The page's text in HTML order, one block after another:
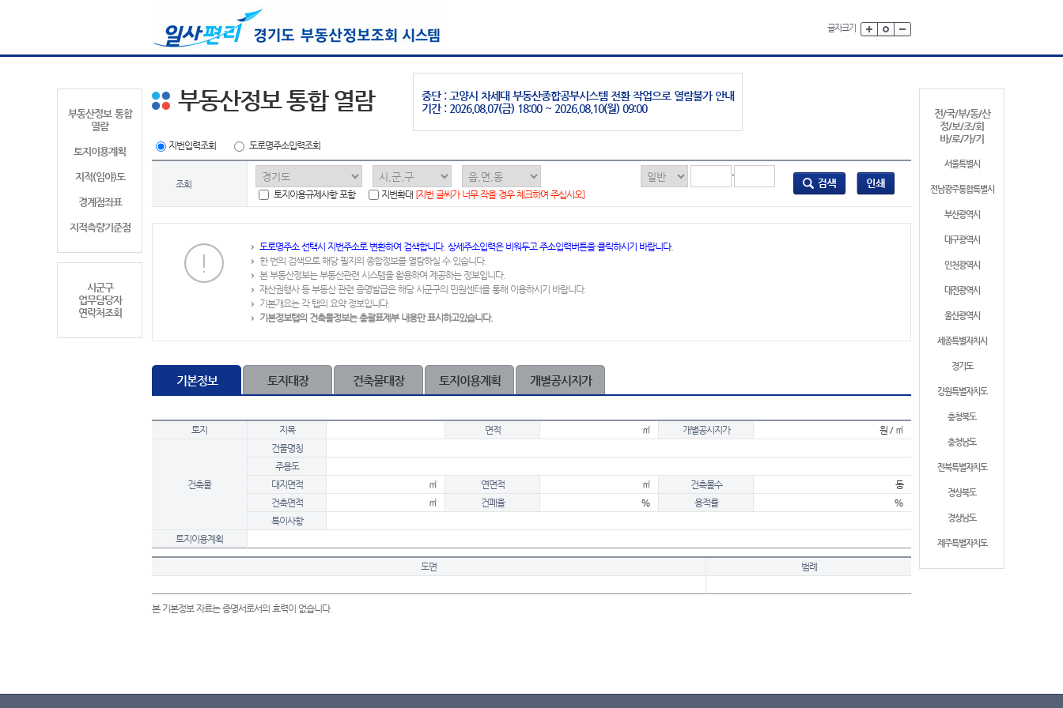
글자크기
부동산정보 통합
열람
토지이용계획
지적(임야)도
경계점좌표
지적측량기준점
시군구
업무담당자
연락처조회
전/국/부/동/산
정/보/조/회
바/로/가/기
서울특별시
전남광주통합특별시
부산광역시
대구광역시
인천광역시
대전광역시
울산광역시
세종특별자치시
경기도
강원특별자치도
충청북도
충청남도
전북특별자치도
경상북도
경상남도
제주특별자치도
중단 : 고양시 차세대 부동산종합공부시스템 전환 작업으로 열람불가 안내
기간 : 2026.08.07(금) 18:00 ~ 2026.08.10(월) 09:00
부동산정보 통합 열람
지번입력조회 도로명주소입력조회
조회
-
토지이용규제사항 포함
지번확대 [지번 글씨가 너무 작을 경우 체크하여 주십시오]
도로명주소 선택시 지번주소로 변환하여 검색합니다. 상세주소입력은 비워두고 주소입력버튼을 클릭하시기 바랍니다.
한 번의 검색으로 해당 필지의 종합정보를 열람하실 수 있습니다.
본 부동산정보는 부동산관련 시스템을 활용하여 제공하는 정보입니다.
재산권행사 등 부동산 관련 증명발급은 해당 시군구의 민원센터를 통해 이용하시기 바랍니다.
기본개요는 각 탭의 요약 정보입니다.
기본정보탭의 건축물정보는 총괄표제부 내용만 표시하고있습니다.
기본정보 토지대장 건축물대장 토지이용계획 개별공시지가
토지 지목 면적 ㎡ 개별공시지가 원 / ㎡
건축물
건물명칭
주용도
대지면적
㎡ 연면적 ㎡ 건축물수
동
건축면적
㎡ 건폐율 % 용적률
%
특이사항
토지이용계획
도면 범례
본 기본정보 자료는 증명서로서의 효력이 없습니다.